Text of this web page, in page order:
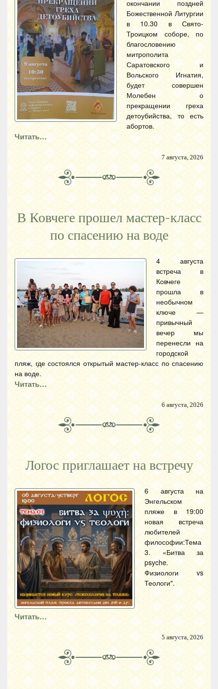
окончании поздней
Божественной Литургии
в 10.30 в Свято-
Троицком соборе, по
благословению
митрополита
Саратовского и
Вольского Игнатия,
будет совершен
Молебен о
прекращении греха
детоубийства, то есть
абортов.
Читать…
7 августа, 2026
В Ковчеге прошел мастер-класс
по спасению на воде
4 августа
встреча в
Ковчеге
прошла в
необычном
ключе —
привычный
вечер мы
перенесли на
городской
пляж, где состоялся открытый мастер-класс по спасению
на воде.
Читать…
6 августа, 2026
Логос приглашает на встречу
6 августа на
Энгельском
пляже в 19:00
новая встреча
любителей
философии:Тема
3. «Битва за
psyche.
Физиологи vs
Теологи".
Читать…
5 августа, 2026